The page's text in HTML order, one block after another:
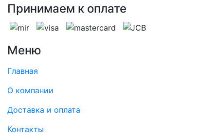
Принимаем к оплате
Меню
Главная
О компании
Доставка и оплата
Контакты